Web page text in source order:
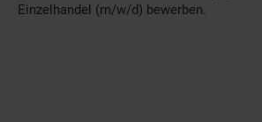
Einzelhandel (m/w/d) bewerben.